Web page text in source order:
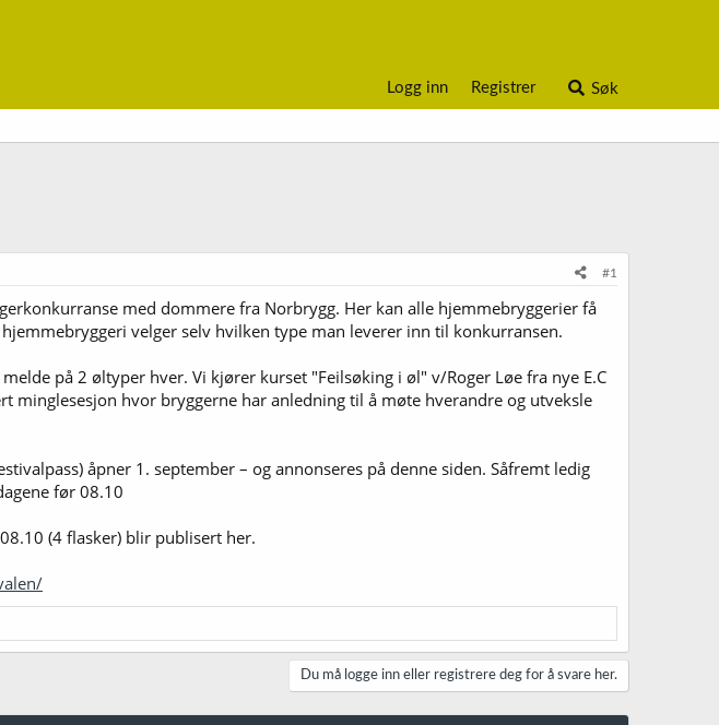
Logg inn Registrer Søk
#1
med dommere fra Norbrygg. Her kan alle hjemmebryggerier få
velger selv hvilken type man leverer inn til konkurransen.
på 2 øltyper hver. Vi kjører kurset "Feilsøking i øl" v/Roger Løe fra nye E.C
minglesesjon hvor bryggerne har anledning til å møte hverandre og utveksle
åpner 1. september – og annonseres på denne siden. Såfremt ledig
før 08.10
(4 flasker) blir publisert her.
Du må logge inn eller registrere deg for å svare her.